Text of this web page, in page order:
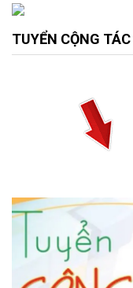
TUYỂN CỘNG